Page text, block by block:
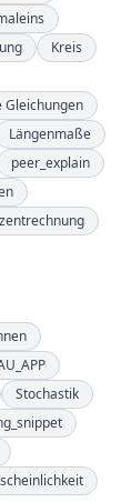
Kreis
Gleichungen
Längenmaße
peer_explain
Stochastik